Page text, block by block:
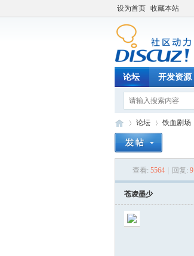
设为首页 收藏本站
论坛 开发资源
论坛
›
铁血剧场
›
查看: 5564 回复: 9
苍凌墨少